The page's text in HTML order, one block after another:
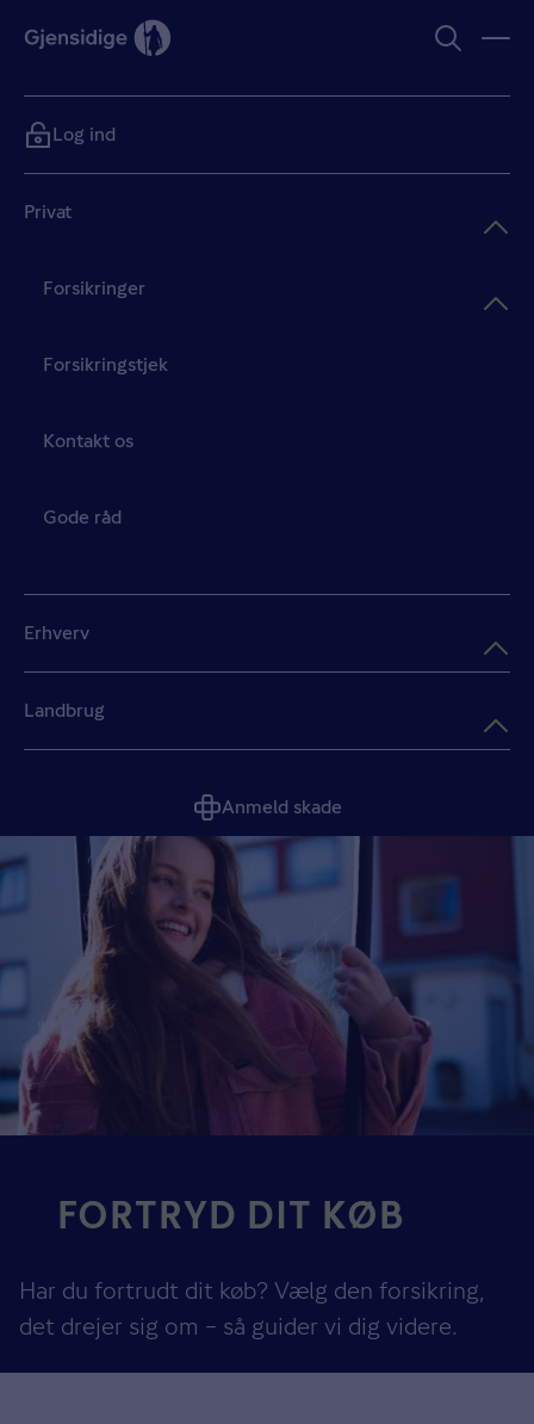
Privat
Forsikringer
Forsikringstjek
Kontakt os
Gode råd
Erhverv
Landbrug
Anmeld skade
Log ind
FORTRYD DIT KØB
Har du fortrudt dit køb? Vælg den forsikring,
det drejer sig om – så guider vi dig videre.